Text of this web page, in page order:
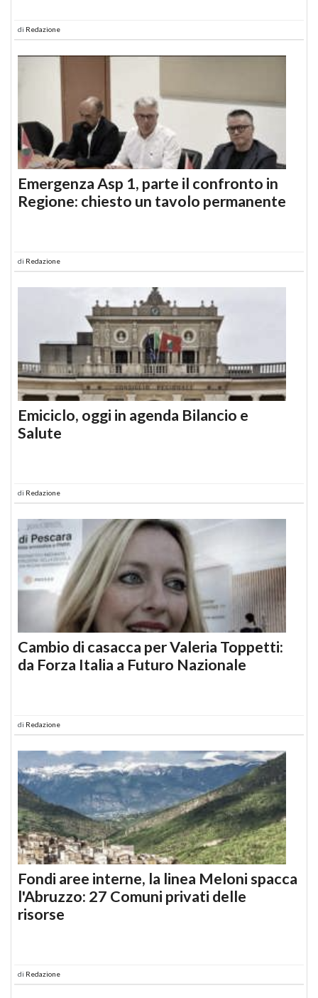
di Redazione
Emergenza Asp 1, parte il confronto in
Regione: chiesto un tavolo permanente
di Redazione
Emiciclo, oggi in agenda Bilancio e
Salute
di Redazione
Cambio di casacca per Valeria Toppetti:
da Forza Italia a Futuro Nazionale
di Redazione
Fondi aree interne, la linea Meloni spacca
l'Abruzzo: 27 Comuni privati delle
risorse
di Redazione